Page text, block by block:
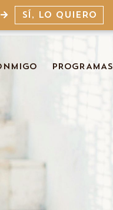
SÍ, LO QUIERO
PROGRAMAS